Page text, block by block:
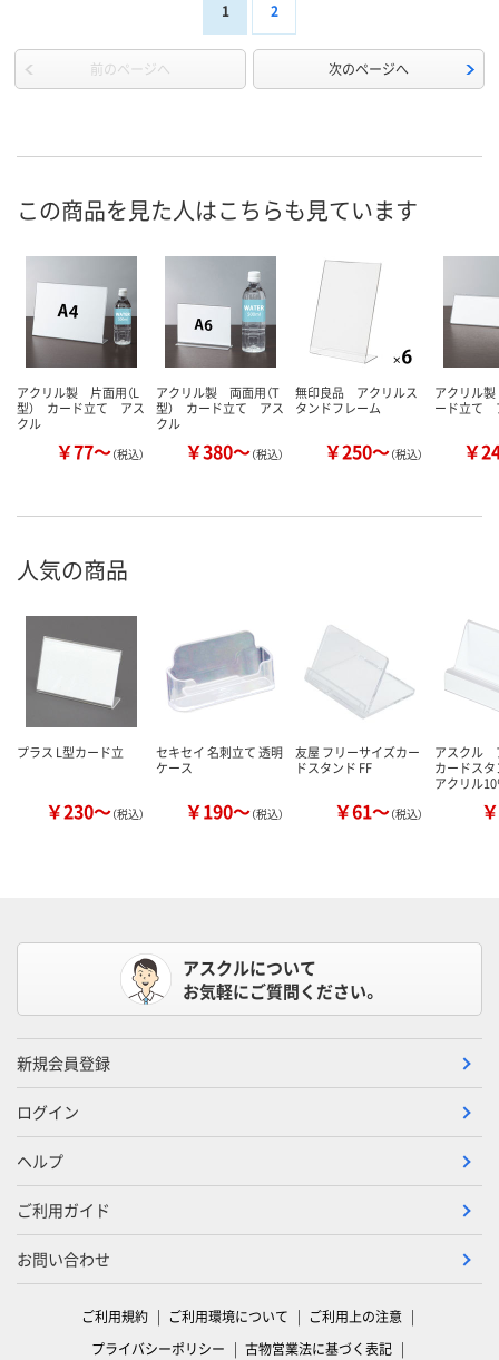
1 2
前のページへ 次のページへ
この商品を見た人はこちらも見ています
アクリル製 片面用（L
型） カード立て アス
クル
￥77～（税込）
アクリル製 両面用（T
型） カード立て アス
クル
￥380～（税込）
無印良品 アクリルス
タンドフレーム
￥250～（税込）
アクリル
ード立て
￥
人気の商品
プラス L型カード立
￥230～（税込）
セキセイ 名刺立て 透明
ケース
￥190～（税込）
友屋 フリーサイズカー
ドスタンド FF
￥61～（税込）
アスクル
カードス
アクリル
アスクルについて
お気軽にご質問ください。
新規会員登録
ログイン
ヘルプ
ご利用ガイド
お問い合わせ
ご利用規約 ご利用環境について
ご利用上の注意
プライバシーポリシー
古物営業法に基づく表記